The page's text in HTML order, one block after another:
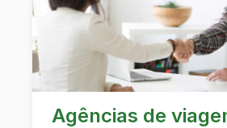
Agências de